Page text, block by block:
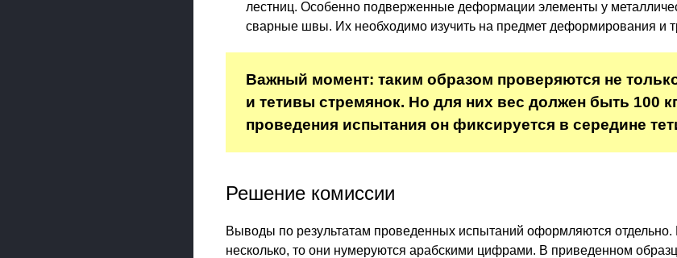
лестниц. Особенно подверженные деформации элементы у
сварные швы. Их необходимо изучить на предмет деформирования и
Важный момент: таким образом проверяются не
и тетивы стремянок. Но для них вес должен быть 100
проведения испытания он фиксируется в середине
Решение комиссии
Выводы по результатам проведенных испытаний оформляются
несколько, то они нумеруются арабскими цифрами. В приведенном